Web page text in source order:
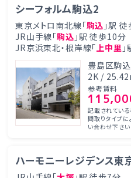
シーフォルム駒込2
東京メトロ南北線「駒込 」駅
JR山手線「駒込 」駅 徒歩10分
JR京浜東北・根岸線「 上中里
豊島区駒込
2K /
参考賃料
記載されている
間取りタイプ
い合わせ下さい
ハーモニーレジデンス東